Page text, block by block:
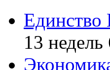
Единство
13